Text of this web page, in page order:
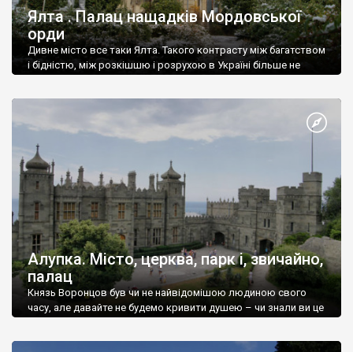
Ялта . Палац нащадків Мордовської
орди
Дивне місто все таки Ялта. Такого контрасту між багатством
і бідністю, між розкішшю і розрухою в Україні більше не
Алупка. Місто, церква, парк і, звичайно,
палац
Князь Воронцов був чи не найвідомішою людиною свого
часу, але давайте не будемо кривити душею – чи знали ви це